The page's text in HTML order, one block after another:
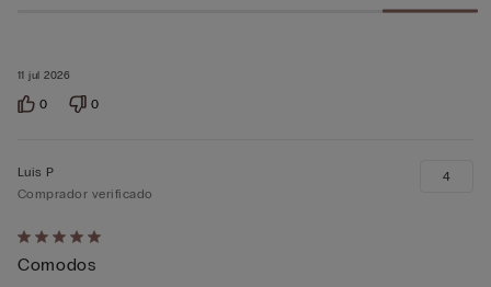
11 jul 2026
0 0
Calificación
de
Luis P
Comprador verificado
Comodos
4